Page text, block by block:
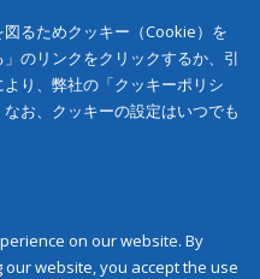
るためクッキー（Cookie）を
のリンクをクリックするか、引
り、弊社の「クッキーポリシ
お、クッキーの設定はいつでも
on our website. By
website, you accept the use